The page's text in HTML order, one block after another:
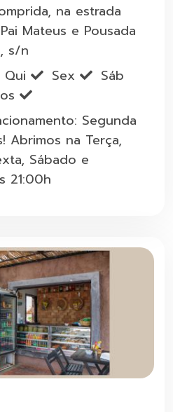
na estrada
Mateus e Pousada
s/n
Qui Sex
Sáb
Segunda
Abrimos na Terça,
Sábado e
21:00h